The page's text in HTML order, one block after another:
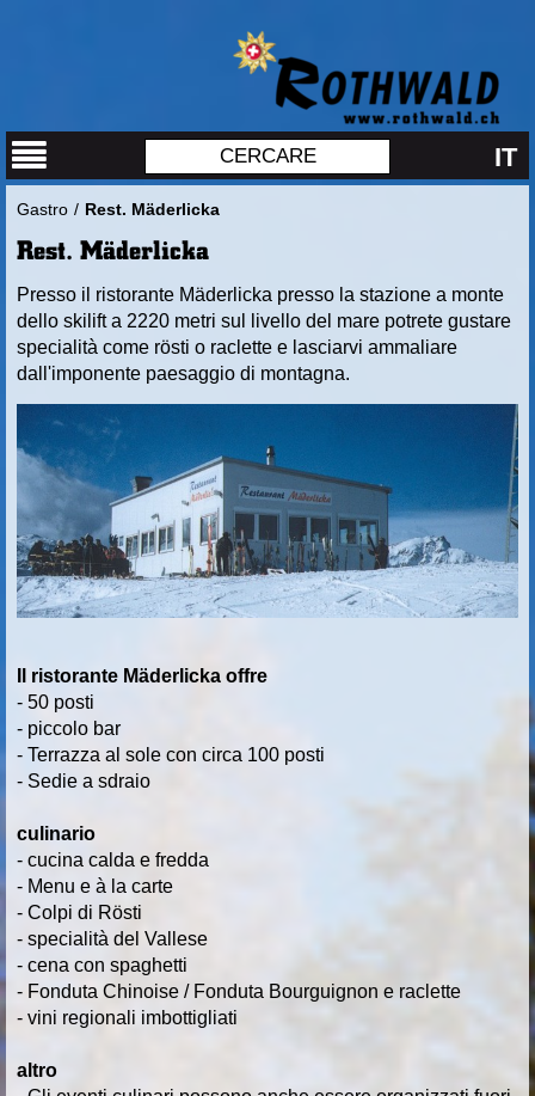
IT
Gastro / Rest. Mäderlicka
Rest. Mäderlicka
Presso il ristorante Mäderlicka presso la stazione a monte
dello skilift a 2220 metri sul livello del mare potrete gustare
specialità come rösti o raclette e lasciarvi ammaliare
dall'imponente paesaggio di montagna.
Il ristorante Mäderlicka offre
- 50 posti
- piccolo bar
- Terrazza al sole con circa 100 posti
- Sedie a sdraio
culinario
- cucina calda e fredda
- Menu e à la carte
- Colpi di Rösti
- specialità del Vallese
- cena con spaghetti
- Fonduta Chinoise / Fonduta Bourguignon e raclette
- vini regionali imbottigliati
altro